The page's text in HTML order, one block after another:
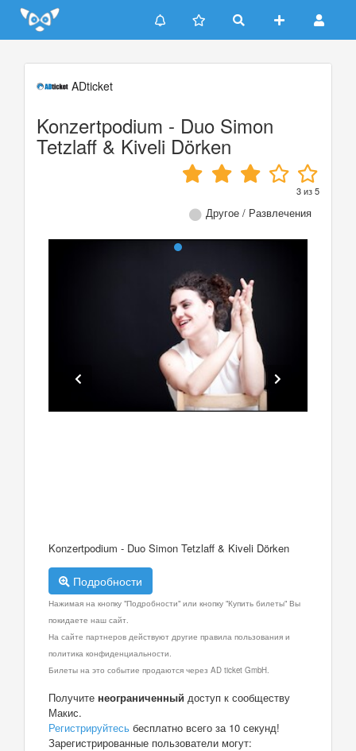
Update cookies preferences
ADticket
Konzertpodium - Duo Simon
Tetzlaff & Kiveli Dörken
3из5
Другое / Развлечения
Konzertpodium - Duo Simon Tetzlaff & Kiveli Dörken
Подробности
Нажимая на кнопку "Подробности" или кнопку "Купить билеты" Вы
покидаете наш сайт.
На сайте партнеров действуют другие правила пользования и
политика конфиденциальности.
Билеты на это событие продаются через AD ticket GmbH.
Получите неограниченный доступ к сообществу
Макис.
Регистрируйтесь бесплатно всего за 10 секунд!
Зарегистрированные пользователи могут: